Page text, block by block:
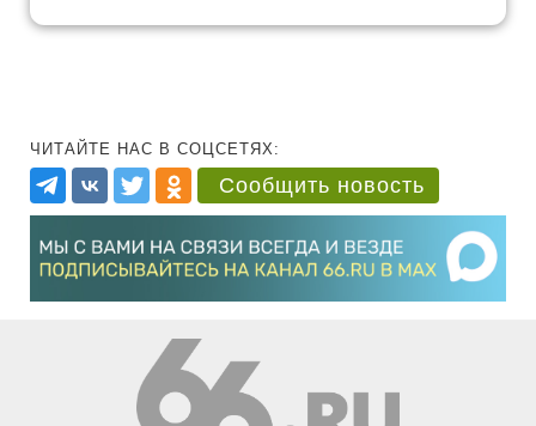
ЧИТАЙТЕ НАС В СОЦСЕТЯХ:
Сообщить новость